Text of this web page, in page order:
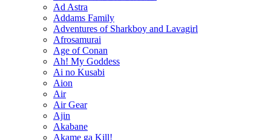
Ad Astra
Addams Family
Adventures of Sharkboy and Lavagirl
Afrosamurai
Age of Conan
Ah! My Goddess
Ai no Kusabi
Aion
Air
Air Gear
Ajin
Akabane
Akame ga Kill!